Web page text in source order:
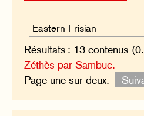
Résultats : 13 contenus
Zéthès par Sambuc.
Page une sur deux.